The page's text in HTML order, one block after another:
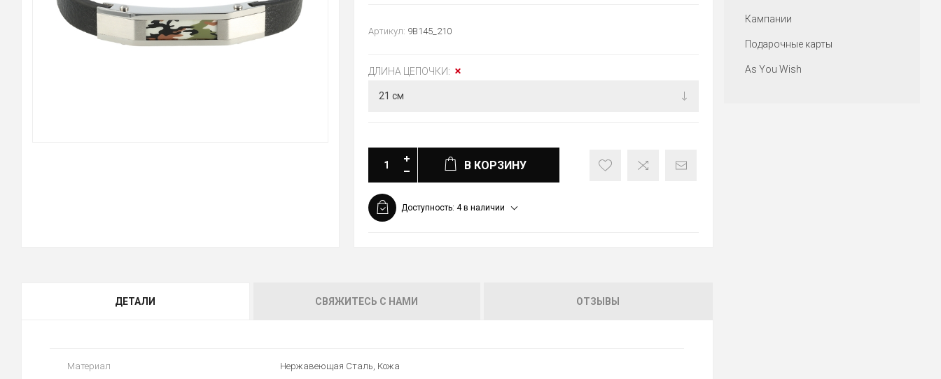
Артикул: 9B145_210
ДЛИНА ЦЕПОЧКИ:
В КОРЗИНУ
Доступность: 4 в наличии
ДЕТАЛИ СВЯЖИТЕСЬ С НАМИ ОТЗЫВЫ
Материал Нержавеющая Сталь, Кожа
Кампании
Подарочные карты
As You Wish